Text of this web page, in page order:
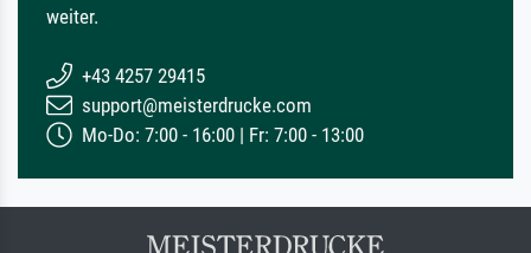
weiter.
+43 4257 29415
support@meisterdrucke.com
Mo-Do: 7:00 - 16:00 | Fr: 7:00 - 13:00